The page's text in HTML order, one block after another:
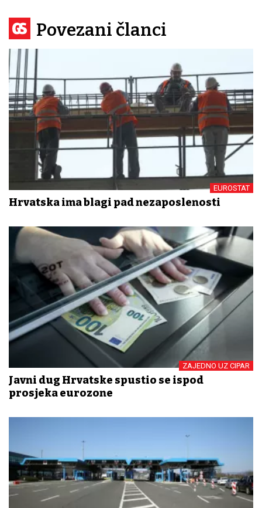
Povezani članci
EUROSTAT
Hrvatska ima blagi pad nezaposlenosti
ZAJEDNO UZ CIPAR
Javni dug Hrvatske spustio se ispod
prosjeka eurozone